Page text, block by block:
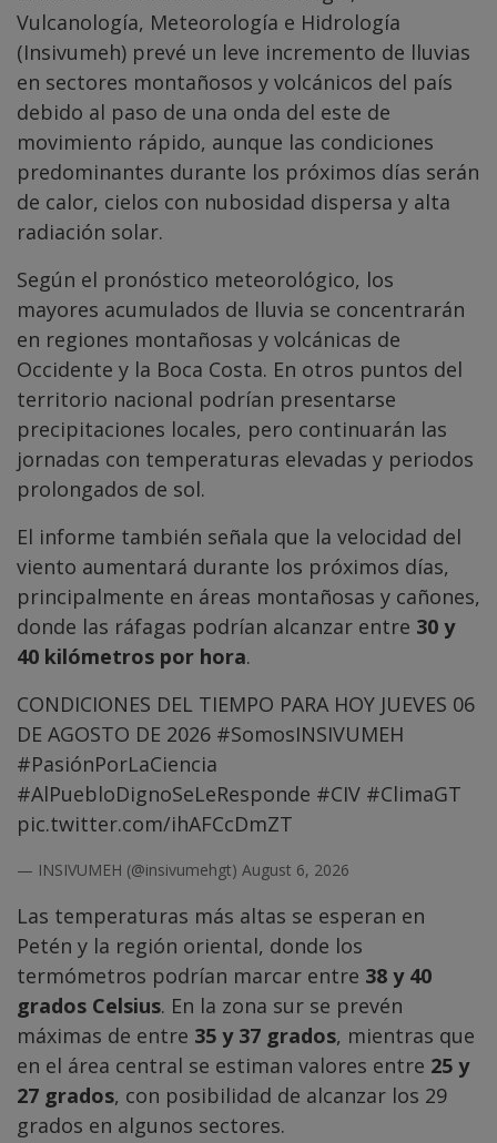
Vulcanología, Meteorología e Hidrología
(Insivumeh) prevé un leve incremento de lluvias
en sectores montañosos y volcánicos del país
debido al paso de una onda del este de
movimiento rápido, aunque las condiciones
predominantes durante los próximos días serán
de calor, cielos con nubosidad dispersa y alta
radiación solar.
Según el pronóstico meteorológico, los
mayores acumulados de lluvia se concentrarán
en regiones montañosas y volcánicas de
Occidente y la Boca Costa. En otros puntos del
territorio nacional podrían presentarse
precipitaciones locales, pero continuarán las
jornadas con temperaturas elevadas y periodos
prolongados de sol.
El informe también señala que la velocidad del
viento aumentará durante los próximos días,
principalmente en áreas montañosas y cañones,
donde las ráfagas podrían alcanzar entre 30 y
40 kilómetros por hora.
CONDICIONES DEL TIEMPO PARA HOY JUEVES 06
DE AGOSTO DE 2026 #SomosINSIVUMEH
#PasiónPorLaCiencia
#AlPuebloDignoSeLeResponde #CIV #ClimaGT
pic.twitter.com/ihAFCcDmZT
— INSIVUMEH (@insivumehgt) August 6, 2026
Las temperaturas más altas se esperan en
Petén y la región oriental, donde los
termómetros podrían marcar entre 38 y 40
grados Celsius. En la zona sur se prevén
máximas de entre 35 y 37 grados, mientras que
en el área central se estiman valores entre 25 y
27 grados, con posibilidad de alcanzar los 29
grados en algunos sectores.